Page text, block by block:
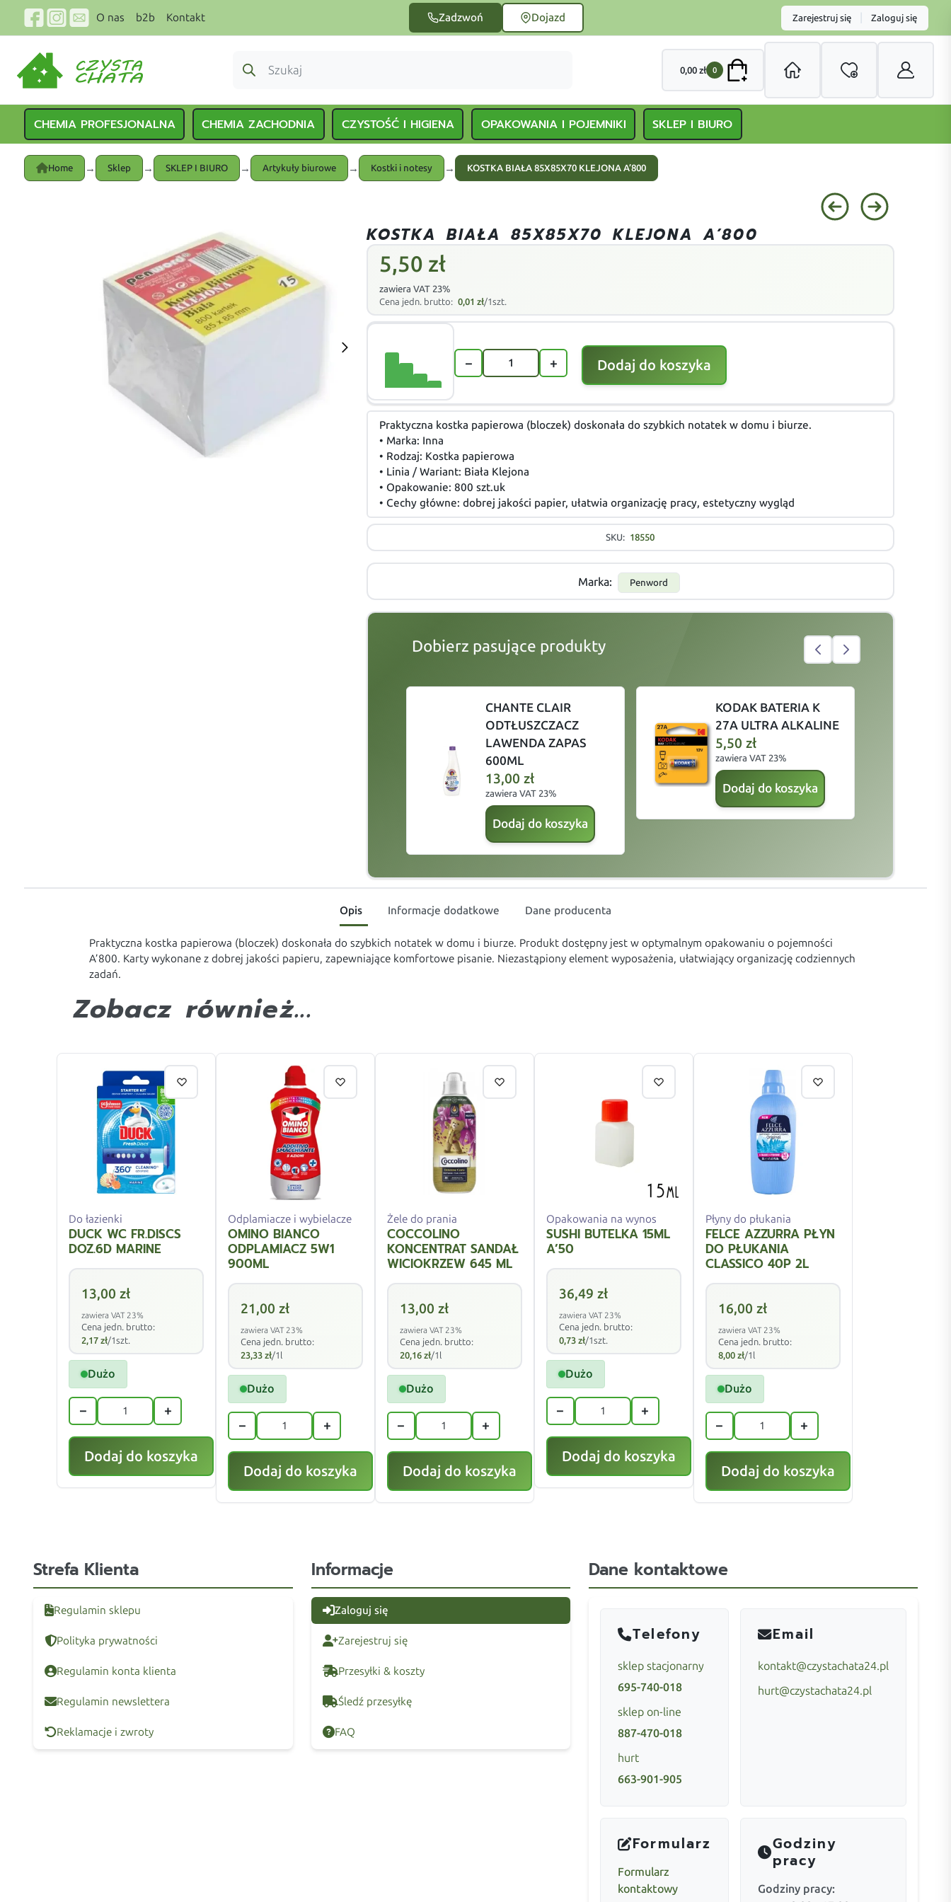
O nas b2b Kontakt Zadzwoń Dojazd Zarejestruj się Zaloguj się
0,00 zł 0
CHEMIA PROFESJONALNA CHEMIA ZACHODNIA CZYSTOŚĆ I HIGIENA OPAKOWANIA I POJEMNIKI SKLEP I BIURO
Home → Sklep → SKLEP I BIURO → Artykuły biurowe → Kostki i notesy → KOSTKA BIAŁA 85X85X70 KLEJONA A’800
KOSTKA BIAŁA 85X85X70 KLEJONA A’800
5,50 zł
zawiera VAT 23%
Cena jedn. brutto: 0,01zł/1szt.
− + Dodaj do koszyka
Praktyczna kostka papierowa (bloczek) doskonała do szybkich notatek w domu i biurze.
• Marka: Inna
• Rodzaj: Kostka papierowa
• Linia / Wariant: Biała Klejona
• Opakowanie: 800 szt.uk
• Cechy główne: dobrej jakości papier, ułatwia organizację pracy, estetyczny wygląd
SKU: 18550
Marka: Penword
Dobierz pasujące produkty
slide
CHANTE CLAIR
ODTŁUSZCZACZ
LAWENDA ZAPAS
600ML
13,00zł
zawiera VAT 23%
Dodaj do koszyka
KODAK BATERIA K
27A ULTRA ALKALINE
5,50 zł
zawiera VAT 23%
Dodaj do koszyka
Opis Informacje dodatkowe Dane producenta
Praktyczna kostka papierowa (bloczek) doskonała do szybkich notatek w domu i biurze. Produkt dostępny jest w optymalnym opakowaniu o pojemności
A’800. Karty wykonane z dobrej jakości papieru, zapewniające komfortowe pisanie. Niezastąpiony element wyposażenia, ułatwiający organizację codziennych
zadań.
Zobacz również...
Do łazienki
DUCK WC FR.DISCS
DOZ.6D MARINE
13,00zł
zawiera VAT 23%
Cena jedn. brutto:
2,17zł/1szt.
Dużo
− +
Dodaj do koszyka
Odplamiacze i wybielacze
OMINO BIANCO
ODPLAMIACZ 5W1
900ML
21,00zł
zawiera VAT 23%
Cena jedn. brutto:
23,33zł/1l
Dużo
− +
Dodaj do koszyka
Żele do prania
COCCOLINO
KONCENTRAT SANDAŁ
WICIOKRZEW 645 ML
13,00 zł
zawiera VAT 23%
Cena jedn. brutto:
20,16 zł/1l
Dużo
− +
Dodaj do koszyka
Opakowania na wynos
SUSHI BUTELKA 15ML
A’50
36,49 zł
zawiera VAT 23%
Cena jedn. brutto:
0,73 zł/1szt.
Dużo
− +
Dodaj do koszyka
Płyny do płukania
FELCE AZZURRA PŁYN
DO PŁUKANIA
CLASSICO 40P 2L
16,00 zł
zawiera VAT 23%
Cena jedn. brutto:
8,00 zł/1l
Dużo
− +
Dodaj do koszyka
Strefa Klienta
Regulamin sklepu
Polityka prywatności
Regulamin konta klienta
Regulamin newslettera
Reklamacje i zwroty
Informacje
Zaloguj się
Zarejestruj się
Przesyłki & koszty
Śledź przesyłkę
FAQ
Dane kontaktowe
Telefony
sklep stacjonarny
695-740-018
sklep on-line
887-470-018
hurt
663-901-905
Email
kontakt@czystachata24.pl
hurt@czystachata24.pl
Formularz
Formularz
kontaktowy
Godziny
pracy
Godziny pracy: